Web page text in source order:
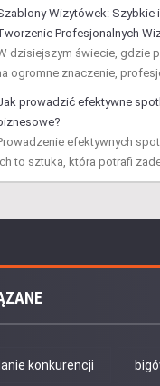
Wizytówek: Szybkie
Profesjonalnych
dzisiejszym świecie, gdzie
ogromne znaczenie,
prowadzić efektywne
efektywnych
to sztuka, która potrafi
konkurencji